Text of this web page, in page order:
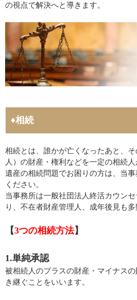
の視点で解決へと導きます。
♦相続
相続とは、誰かが亡くなったあと、
人）の財産・権利などを一定の相続人
遺産の相続問題でお困りの方は、当
ください。
当事務所は一般社団法人終活カウン
り、不在者財産管理人、成年後見も多
【3つの相続方法】
1.単純承認
被相続人のプラスの財産・マイナスの
き継ぐことをいいます。